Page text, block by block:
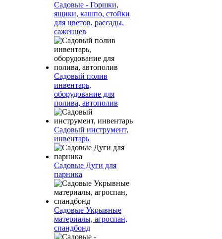
Садовые - Горшки,
ящики, кашпо, стойки
для цветов, рассады,
саженцев
Садовый полив
инвентарь,
оборудование для
полива, автополив
Садовый инструмент,
инвентарь
Садовые Дуги для
парника
Садовые Укрывные
материалы, агроспан,
спандбонд